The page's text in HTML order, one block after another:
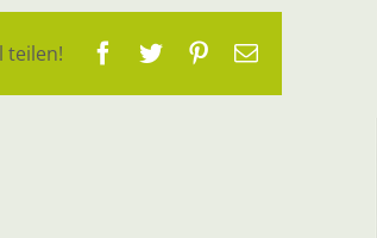
teilen! Facebook
TwitterPinterest
E-